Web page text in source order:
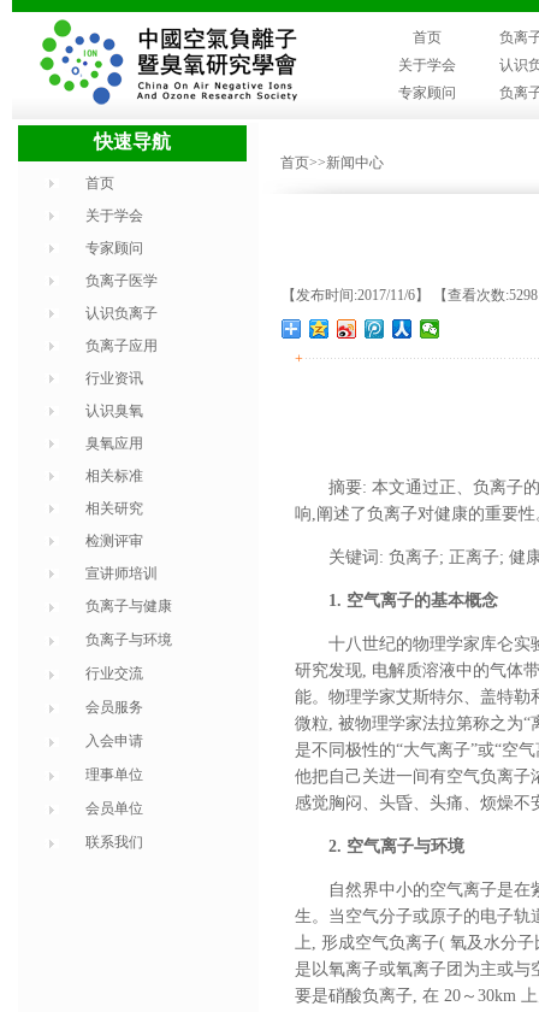
首页
负离
关于学会
认识
专家顾问
负离
快速导航
首页
关于学会
专家顾问
负离子医学
认识负离子
负离子应用
行业资讯
认识臭氧
臭氧应用
相关标准
相关研究
检测评审
宣讲师培训
负离子与健康
负离子与环境
行业交流
会员服务
入会申请
理事单位
会员单位
联系我们
首页>>新闻中心
【发布时间:2017/11/6】 【查看次数
+
摘要: 本文通过正、负离子
响,阐述了负离子对健康的重要性
关键词: 负离子; 正离子; 健
1. 空气离子的基本概念
十八世纪的物理学家库仑实
研究发现, 电解质溶液中的气体
能。物理学家艾斯特尔、盖特勒
微粒, 被物理学家法拉第称之为“
是不同极性的“大气离子”或“空
他把自己关进一间有空气负离
感觉胸闷、头昏、头痛、烦燥
2. 空气离子与环境
自然界中小的空气离子是
生。当空气分子或原子的电子
上, 形成空气负离子( 氧及水分
是以氧离子或氧离子团为主或与
要是硝酸负离子, 在 20～30km